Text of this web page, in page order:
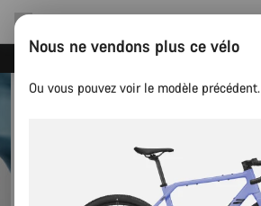
Événements Canyon
Nous ne vendons plus ce vélo
Ou vous pouvez voir le modèle précédent.